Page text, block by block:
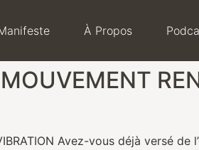
À Propos
Avez-vous déjà versé